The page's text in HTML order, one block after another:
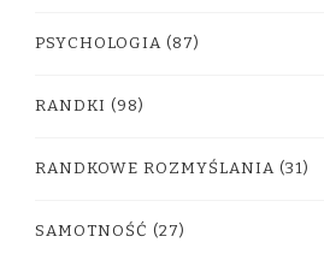
PSYCHOLOGIA (87)
RANDKI (98)
RANDKOWE ROZMYŚLANIA (31)
SAMOTNOŚĆ (27)